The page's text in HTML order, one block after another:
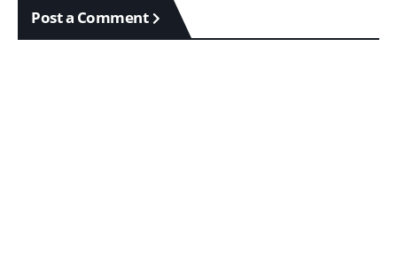
Post a Comment